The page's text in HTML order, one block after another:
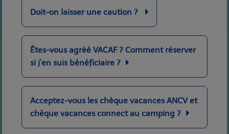
Doit-on laisser une caution ?
Êtes-vous agréé VACAF ? Comment réserver
si j’en suis bénéficiaire ?
Acceptez-vous les chèque vacances ANCV et
chèque vacances connect au camping ?